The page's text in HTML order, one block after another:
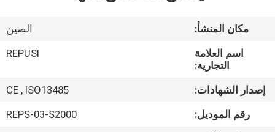
معلومات
جولة
مكان المنشأ:
الصين
اسم العلامة
التجارية:
REPUSI
إصدار الشهادات:
CE , ISO13485
رقم الموديل:
REPS-03-S2000